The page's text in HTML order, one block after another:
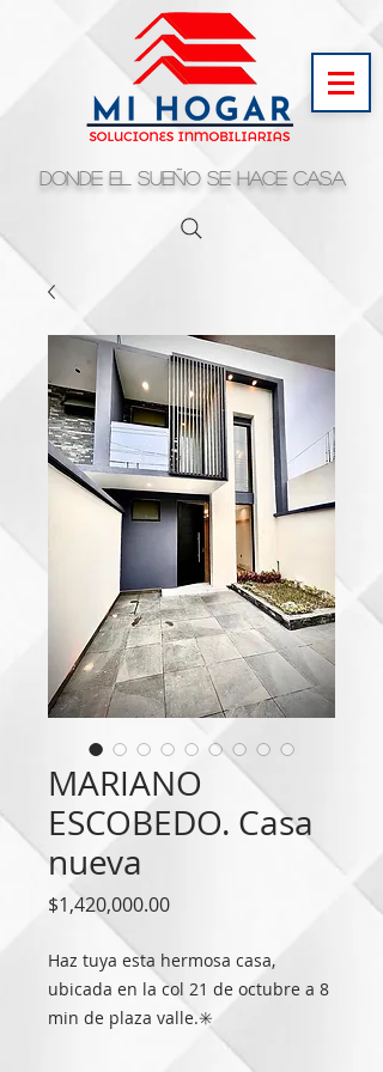
Donde el sueño se hace casa
MARIANO
ESCOBEDO. Casa
nueva
$1,420,000.00Precio
Haz tuya esta hermosa casa,
ubicada en la col 21 de octubre a 8
min de plaza valle.✳️
Súper precio especial